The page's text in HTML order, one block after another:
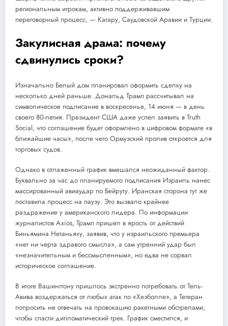
региональным игрокам, активно поддерживавшим
переговорный процесс, — Катару, Саудовской Аравии и Турции.
Закулисная драма: почему
сдвинулись сроки?
Изначально Белый дом планировал оформить сделку на
несколько дней раньше. Дональд Трамп рассчитывал на
символическое подписание в воскресенье, 14 июня — в день
своего 80-летия. Президент США даже успел заявить в Truth
Social, что соглашение будет оформлено в цифровом формате «в
ближайшие часы», после чего Ормузский пролив откроется для
торговых судов.
Однако в отлаженный график вмешался неожиданный фактор.
Буквально за час до планируемого подписания Израиль нанес
массированный авиаудар по Бейруту. Иранская сторона тут же
поставила процесс на паузу. Это вызвало крайнее
раздражение у американского лидера. По информации
журналистов Axios, Трамп пришел в ярость от действий
Биньямина Нетаньяху, заявив, что у израильского премьера
«нет ни черта здравого смысла», а сам утренний удар был
«незначительным и бессмысленным», но едва не сорвал
историческое соглашение.
В итоге Вашингтону пришлось экстренно потребовать от Тель-
Авива воздержаться от любых атак по «Хезболле», а Тегеран
попросить не отвечать на провокацию ракетными обстрелами,
чтобы спасти дипломатический трек. График сместился, и